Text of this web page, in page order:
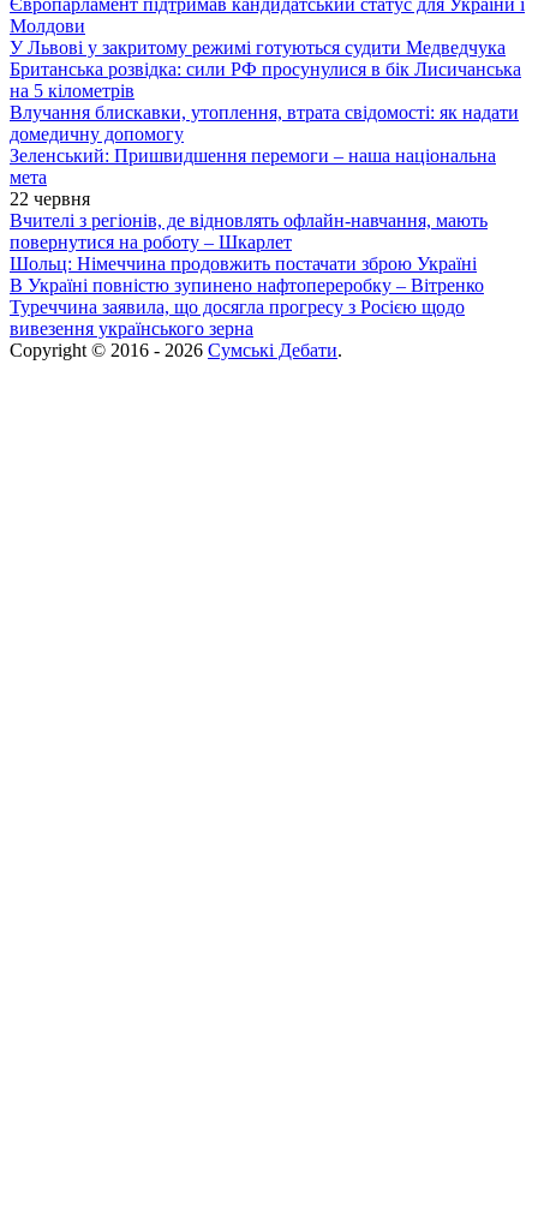
Європарламент підтримав кандидатський статус для України і
Молдови
У Львові у закритому режимі готуються судити Медведчука
Британська розвідка: сили РФ просунулися в бік Лисичанська
на 5 кілометрів
Влучання блискавки, утоплення, втрата свідомості: як надати
домедичну допомогу
Зеленський: Пришвидшення перемоги – наша національна
мета
22 червня
Вчителі з регіонів, де відновлять офлайн-навчання, мають
повернутися на роботу – Шкарлет
Шольц: Німеччина продовжить постачати зброю Україні
В Україні повністю зупинено нафтопереробку – Вітренко
Туреччина заявила, що досягла прогресу з Росією щодо
вивезення українського зерна
Copyright © 2016 - 2026 Сумські Дебати.